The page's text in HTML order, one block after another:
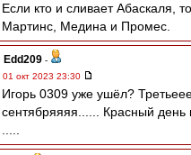
Если кто и сливает Абаскаля,
Мартинс, Медина и Промес.
Edd209 -
01 окт 2023 23:30
Игорь 0309 уже ушёл?
сентябряяяя...... Красный день